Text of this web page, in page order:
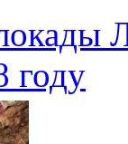
году